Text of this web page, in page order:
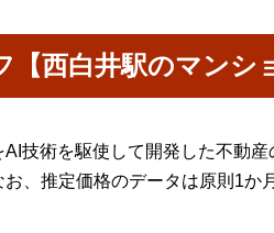
西白井駅のマンシ
技術を駆使して開発した不動
、推定価格のデータは原則1か